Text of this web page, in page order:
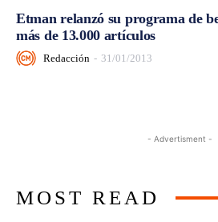
Etman relanzó su programa de
más de 13.000 artículos
Redacción - 31/01/2013
- Advertisment -
MOST READ